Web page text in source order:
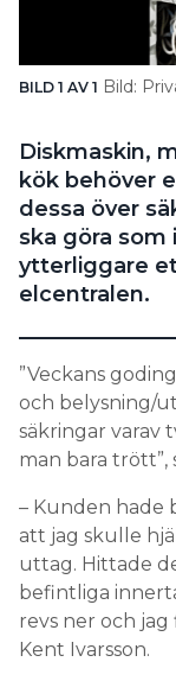
SEARCH
BILD 1 AV 1 Bild:
Diskmaskin,
kök behöver
dessa över
ska göra som
ytterliggare
elcentralen.
”Veckans
och belysning/
säkringar varav
man bara trött”,
– Kunden hade
att jag skulle
uttag. Hittade
befintliga
revs ner och
Kent Ivarsson.